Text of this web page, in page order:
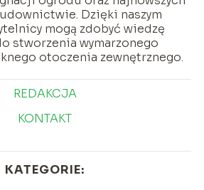
Dzięki naszym
mogą zdobyć wiedzę
stworzenia wymarzonego
otoczenia zewnętrznego.
REDAKCJA
KONTAKT
KATEGORIE: